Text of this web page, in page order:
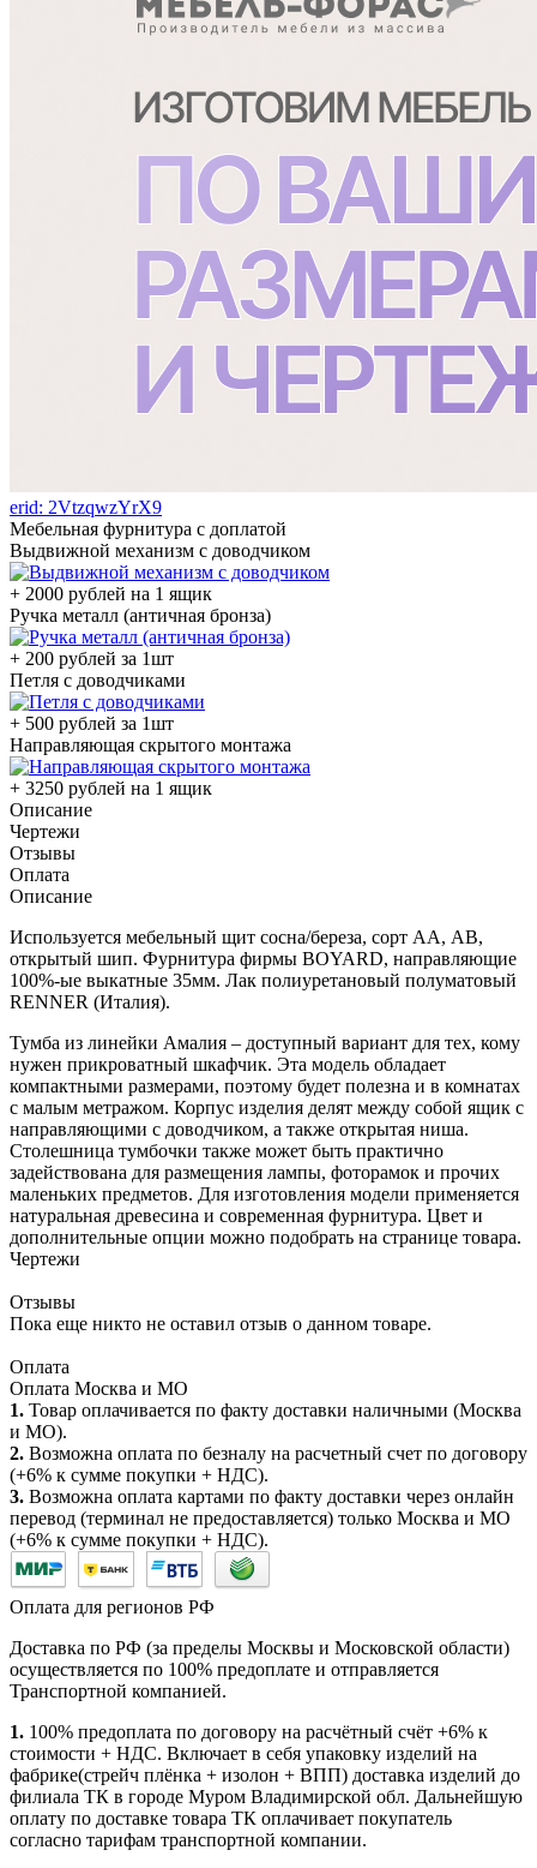
erid: 2VtzqwzYrX9
Мебельная фурнитура с доплатой
Выдвижной механизм с доводчиком
+ 2000 рублей на 1 ящик
Ручка металл (античная бронза)
+ 200 рублей за 1шт
Петля с доводчиками
+ 500 рублей за 1шт
Направляющая скрытого монтажа
+ 3250 рублей на 1 ящик
Описание
Чертежи
Отзывы
Оплата
Описание
Используется мебельный щит сосна/береза, сорт АА, АВ,
открытый шип. Фурнитура фирмы BOYARD, направляющие
100%-ые выкатные 35мм. Лак полиуретановый полуматовый
RENNER (Италия).
Тумба из линейки Амалия – доступный вариант для тех, кому
нужен прикроватный шкафчик. Эта модель обладает
компактными размерами, поэтому будет полезна и в комнатах
с малым метражом. Корпус изделия делят между собой ящик с
направляющими с доводчиком, а также открытая ниша.
Столешница тумбочки также может быть практично
задействована для размещения лампы, фоторамок и прочих
маленьких предметов. Для изготовления модели применяется
натуральная древесина и современная фурнитура. Цвет и
дополнительные опции можно подобрать на странице товара.
Чертежи
Отзывы
Пока еще никто не оставил отзыв о данном товаре.
Оплата
Оплата Москва и МО
1. Товар оплачивается по факту доставки наличными (Москва
и МО).
2. Возможна оплата по безналу на расчетный счет по договору
(+6% к сумме покупки + НДС).
3. Возможна оплата картами по факту доставки через онлайн
перевод (терминал не предоставляется) только Москва и МО
(+6% к сумме покупки + НДС).
Оплата для регионов РФ
Доставка по РФ (за пределы Москвы и Московской области)
осуществляется по 100% предоплате и отправляется
Транспортной компанией.
1. 100% предоплата по договору на расчётный счёт +6% к
стоимости + НДС. Включает в себя упаковку изделий на
фабрике(стрейч плёнка + изолон + ВПП) доставка изделий до
филиала ТК в городе Муром Владимирской обл. Дальнейшую
оплату по доставке товара ТК оплачивает покупатель
согласно тарифам транспортной компании.